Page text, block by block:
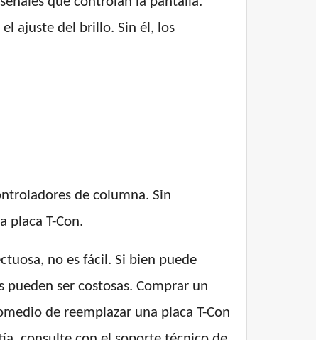
ajuste del brillo. Sin él, los
de columna. Sin
placa T-Con.
no es fácil. Si bien puede
ser costosas. Comprar un
de reemplazar una placa T-Con